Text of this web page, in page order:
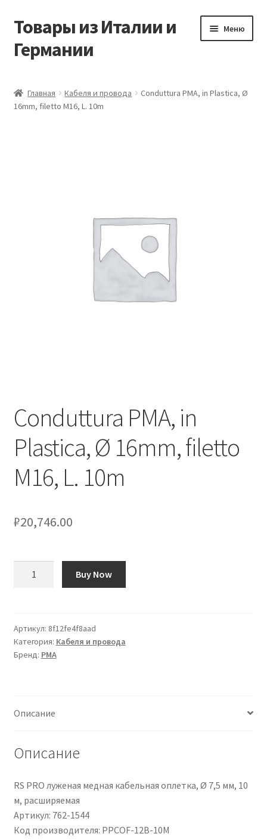
Перейти
навигации
Перейти
содержимому
Товары из Италии и
Германии
Меню
Виды доставки
Оформление заказа
Главная Кабеля и провода
Conduttura PMA, in Plastica, Ø
16mm, filetto M16, L. 10m
Conduttura PMA, in
Plastica, Ø 16mm, filetto
M16, L. 10m
₽20,746.00
in
Plastica,
Ø
L.
Buy Now
Артикул: 8f12fe4f8aad
Категория: Кабеля и провода
Бренд: PMA
Описание
Описание
RS PRO луженая медная кабельная оплетка, Ø 7,5 мм, 10
м, расширяемая
Артикул: 762-1544
Код производителя: PPCOF-12B-10M